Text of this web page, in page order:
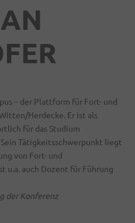
– der Plattform für Fort- und
Herdecke. Er ist als
für das Studium
Tätigkeitsschwerpunkt liegt
von Fort- und
u.a. auch Dozent für Führung
der Konferenz